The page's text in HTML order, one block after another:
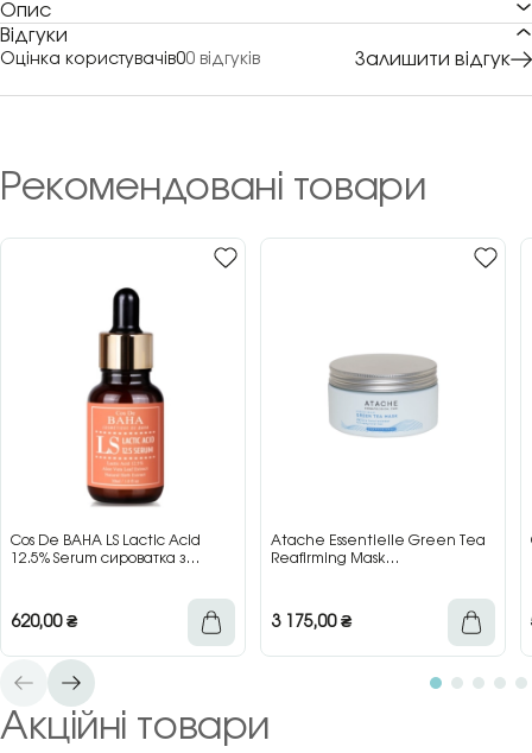
Опис
Відгуки
Оцінка користувачів00 відгуків Залишити відгук
Рекомендовані товари
Cos De BAHA LS Lactic Acid
12.5% Serum сироватка з
620,00₴
Atache Essentielle Green Tea
Reafirming Mask
3 175,00₴
Акційні товари